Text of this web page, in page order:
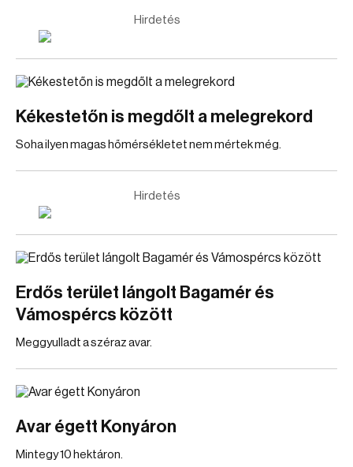
Hirdetés
Kékestetőn is megdőlt a melegrekord
Soha ilyen magas hőmérsékletet nem mértek még.
Hirdetés
Erdős terület lángolt Bagamér és
Vámospércs között
Meggyulladt a széraz avar.
Avar égett Konyáron
Mintegy 10 hektáron.